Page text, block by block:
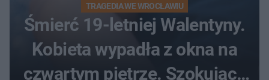
TRAGEDIA WE WROCŁAWIU
Śmierć 19-letniej Walentyny.
Kobieta wypadła z okna na
czwartym piętrze. Szokujące